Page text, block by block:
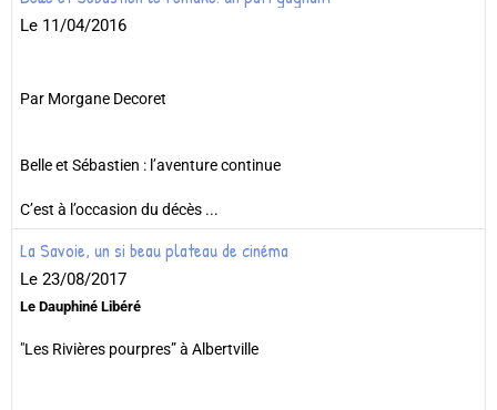
Le 11/04/2016
Par Morgane Decoret
Belle et Sébastien : l’aventure continue
C’est à l’occasion du décès ...
La Savoie, un si beau plateau de cinéma
Le 23/08/2017
Le Dauphiné Libéré
"Les Rivières pourpres” à Albertville